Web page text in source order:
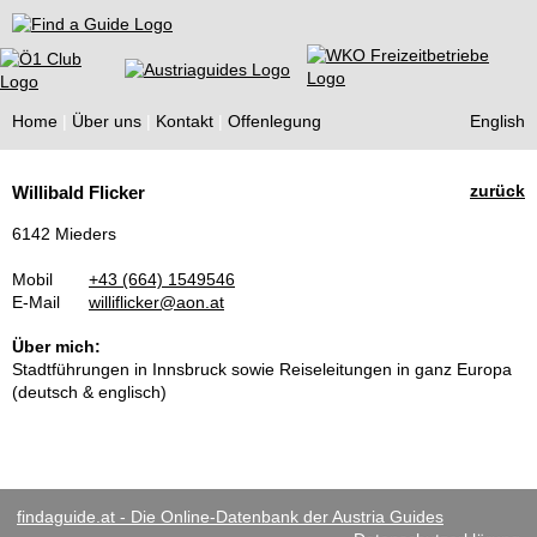
Find a Guide
Home Über uns Kontakt Offenlegung English
Guides
zurück
Willibald Flicker
6142 Mieders
Mobil
+43 (664) 1549546
E-Mail
williflicker@aon.at
Über mich:
Stadtführungen in Innsbruck sowie Reiseleitungen in ganz Europa
(deutsch & englisch)
findaguide.at - Die Online-Datenbank der Austria Guides